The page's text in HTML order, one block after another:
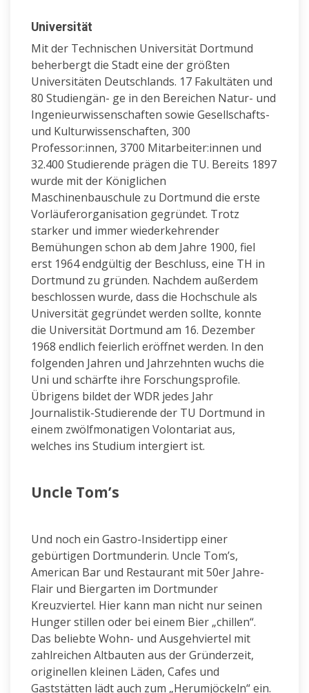
Universität
Mit der Technischen Universität Dortmund
beherbergt die Stadt eine der größten
Universitäten Deutschlands. 17 Fakultäten und
80 Studiengän- ge in den Bereichen Natur- und
Ingenieurwissenschaften sowie Gesellschafts-
und Kulturwissenschaften, 300
Professor:innen, 3700 Mitarbeiter:innen und
32.400 Studierende prägen die TU. Bereits 1897
wurde mit der Königlichen
Maschinenbauschule zu Dortmund die erste
Vorläuferorganisation gegründet. Trotz
starker und immer wiederkehrender
Bemühungen schon ab dem Jahre 1900, fiel
erst 1964 endgültig der Beschluss, eine TH in
Dortmund zu gründen. Nachdem außerdem
beschlossen wurde, dass die Hochschule als
Universität gegründet werden sollte, konnte
die Universität Dortmund am 16. Dezember
1968 endlich feierlich eröffnet werden. In den
folgenden Jahren und Jahrzehnten wuchs die
Uni und schärfte ihre Forschungsprofile.
Übrigens bildet der WDR jedes Jahr
Journalistik-Studierende der TU Dortmund in
einem zwölfmonatigen Volontariat aus,
welches ins Studium intergiert ist.
Uncle Tom’s
Und noch ein Gastro-Insidertipp einer
gebürtigen Dortmunderin. Uncle Tom’s,
American Bar und Restaurant mit 50er Jahre-
Flair und Biergarten im Dortmunder
Kreuzviertel. Hier kann man nicht nur seinen
Hunger stillen oder bei einem Bier „chillen“.
Das beliebte Wohn- und Ausgehviertel mit
zahlreichen Altbauten aus der Gründerzeit,
originellen kleinen Läden, Cafes und
Gaststätten lädt auch zum „Herumjöckeln“ ein.